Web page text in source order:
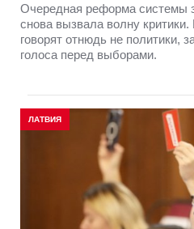
Очередная реформа системы
снова вызвала волну
говорят отнюдь не политики,
голоса перед выборами.
ЛАТВИЯ